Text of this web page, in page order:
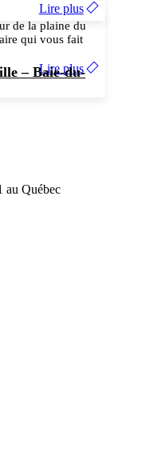
Lire plus
de la plaine du
qui vous fait
Lire plus
– Baie-du-
au Québec